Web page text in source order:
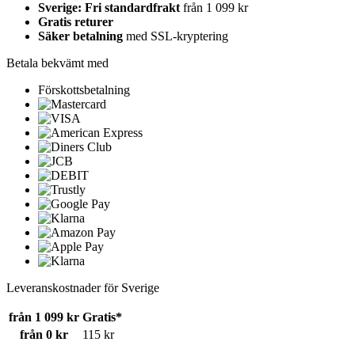
Sverige: Fri standardfrakt från 1 099 kr
Gratis returer
Säker betalning med SSL-kryptering
Betala bekvämt med
Förskottsbetalning
Leveranskostnader för Sverige
från 1 099 kr Gratis*
från 0 kr
115 kr